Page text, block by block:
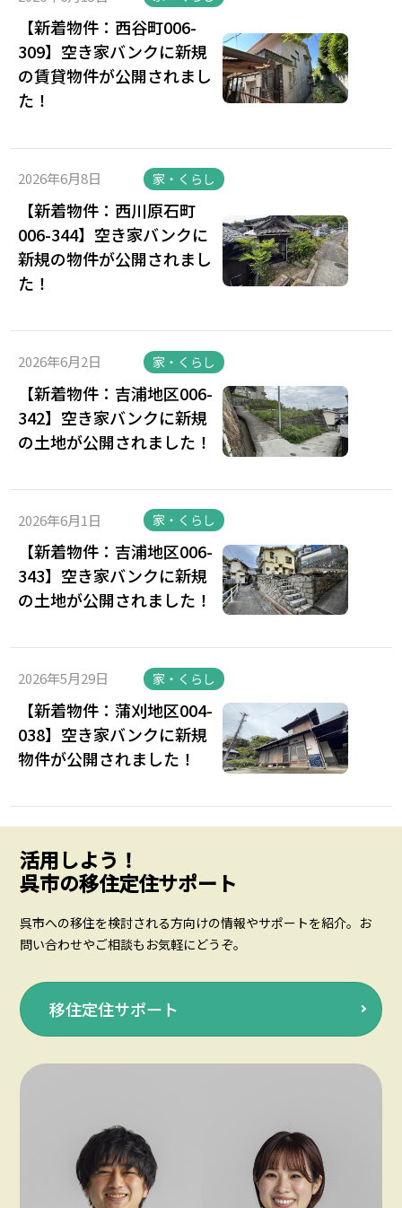
【新着物件：西谷町006-
309】空き家バンクに新規
の賃貸物件が公開されまし
た！
2026年6月8日 家・くらし
【新着物件：西川原石町
006-344】空き家バンクに
新規の物件が公開されまし
た！
2026年6月2日 家・くらし
【新着物件：吉浦地区006-
342】空き家バンクに新規
の土地が公開されました！
2026年6月1日 家・くらし
【新着物件：吉浦地区006-
343】空き家バンクに新規
の土地が公開されました！
2026年5月29日 家・くらし
【新着物件：蒲刈地区004-
038】空き家バンクに新規
物件が公開されました！
活用しよう！
呉市の移住定住サポート
呉市への移住を検討される方向けの情報やサポートを紹介。お
問い合わせやご相談もお気軽にどうぞ。
移住定住サポート